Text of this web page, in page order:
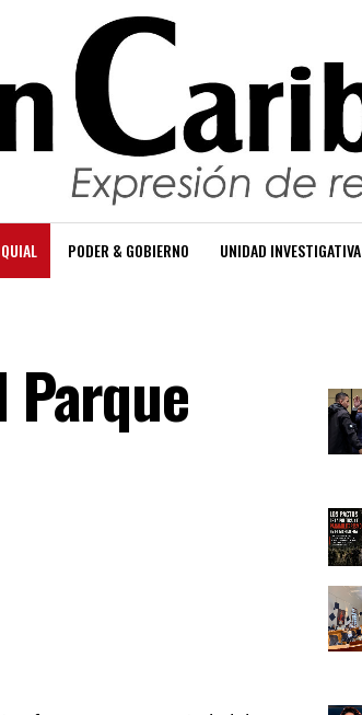
PODER & GOBIERNO UNIDAD INVESTIGATIVA